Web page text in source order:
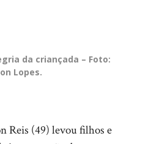
da criançada – Foto:
Lopes.
Reis (49) levou filhos e